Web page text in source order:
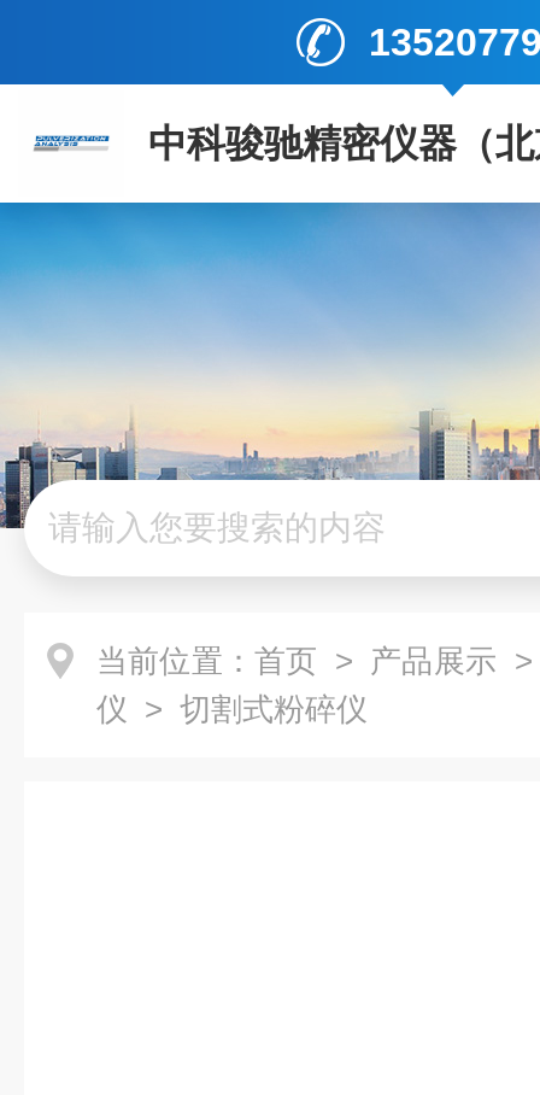
中科骏驰精密仪器（
司
当前位置： 首页 > 产品展示
仪 > 切割式粉碎仪